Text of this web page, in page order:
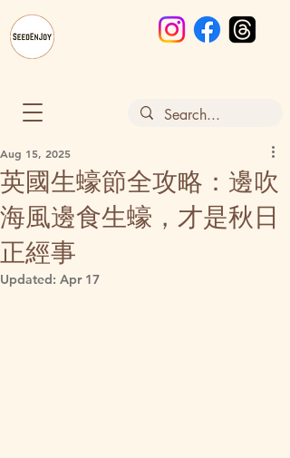
英國生蠔節全攻略：邊吹
海風邊食生蠔，才是秋日
正經事
Aug 15, 2025
Updated: Apr 17